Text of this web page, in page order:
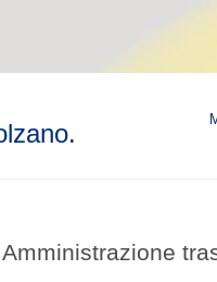
Amministrazione